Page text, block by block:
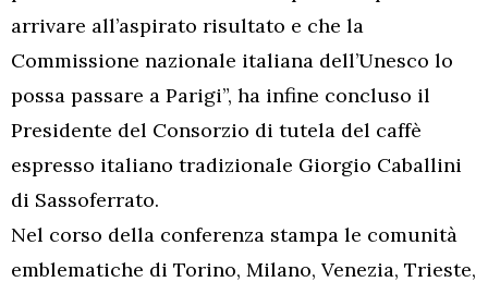
arrivare all’aspirato risultato e che la
Commissione nazionale italiana dell’Unesco lo
possa passare a Parigi”, ha infine concluso il
Presidente del Consorzio di tutela del caffè
espresso italiano tradizionale Giorgio Caballini
di Sassoferrato.
Nel corso della conferenza stampa le comunità
emblematiche di Torino, Milano, Venezia, Trieste,